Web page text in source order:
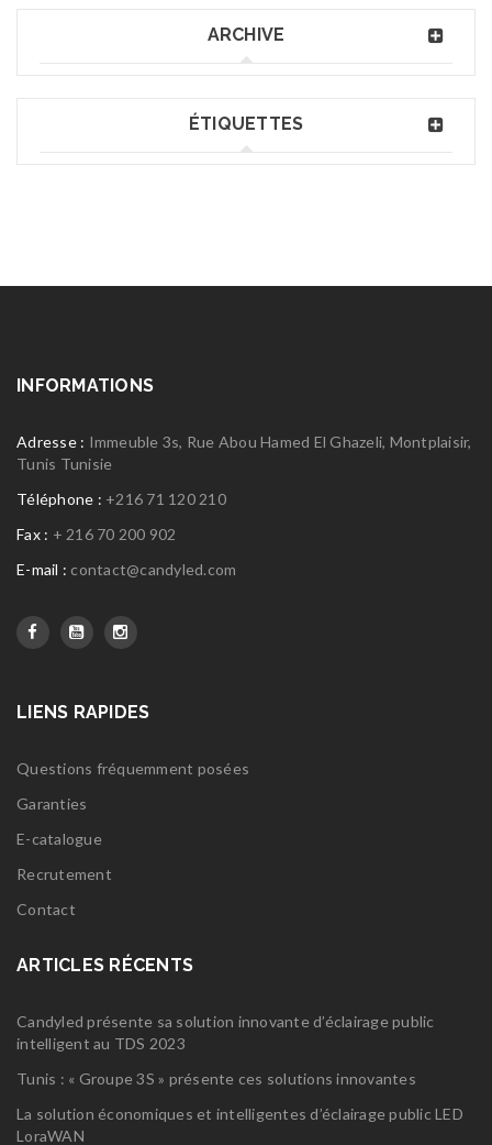
ARCHIVE
ÉTIQUETTES
INFORMATIONS
Adresse : Immeuble 3s, Rue Abou Hamed El Ghazeli, Montplaisir,
Tunis Tunisie
Téléphone : +216 71 120 210
Fax : + 216 70 200 902
E-mail : contact@candyled.com
LIENS RAPIDES
Questions fréquemment posées
Garanties
E-catalogue
Recrutement
Contact
ARTICLES RÉCENTS
Candyled présente sa solution innovante d’éclairage public
intelligent au TDS 2023
Tunis : « Groupe 3S » présente ces solutions innovantes
La solution économiques et intelligentes d’éclairage public LED
LoraWAN